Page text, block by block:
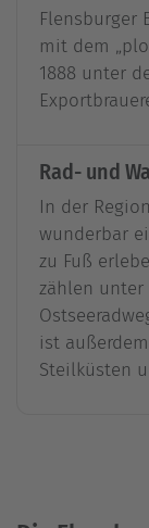
Flensburger
mit dem
1888 unter
Rad- und
In der
wunderbar
zu Fuß
zählen unter
ist
Steilküsten